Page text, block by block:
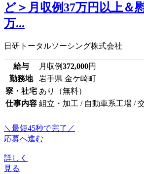
ど＞月収例37万円以上＆
万...
日研トータルソーシング株式会社
給与 月収例372,000円
勤務地
岩手県 金ケ崎町
寮・社宅 あり（無料）
仕事内容 組立・加工 / 自動車系工場 /
＼最短45秒で完了／
応募へ進む
詳しく
見る